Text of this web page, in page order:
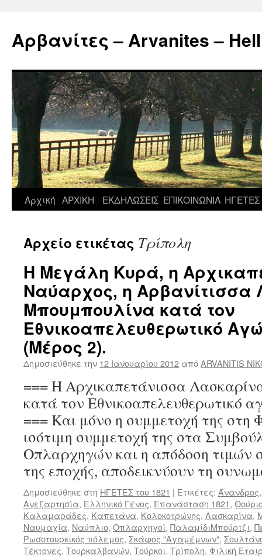
περιεχόμενο
Αρβανίτες – Arvanites –
Αρχική ΑΡΧΙΚΗ ΕΚΔΗΛΩΣΕΙΣ ΕΠΙΚΟΙΝΩΝΙΑ ΗΓΕΤΕΣ
Αρχείο ετικέτας Τρίπολη
Η Μεγάλη Κυρά, η
Ναύαρχος, η Αρβανίτισσα
Μπουμπουλίνα κατά τον
Εθνικοαπελευθερωτικό
(Μέρος 2).
Δημοσιεύθηκε την 12 Ιανουαρίου 2012 απόARVANITIS
=== Η Αρχικαπετάνισσα
κατά τον Εθνικοαπελευθερωτικό
=== Και μόνο η συμμετοχή της στη
ισότιμη συμμετοχή της στα
Οπλαρχηγών και η απόδοση τιμών
της εποχής, αποδεικνύουν τη
Δημοσιεύθηκε στη ΗΓΕΤΕΣ του 1821 | Ετικέτες: Άνανδρος
Ανεξαρτησία, Ελληνικό Γένος, Επανάσταση 1821,
Καλαμαράδες, Καπετάνα, Κολοκοτρώνης, Λασκαρίνα,
Ναυμαχία, Ναύπλιο, Οπλαρχηγοί, ΠαλαμίδιΜπούρτζι,
Ρωσοτουρκικός πόλεμος, Σκάφος "Αγαμέμνων",
Τέκτονες, Τουρκαλβανών, Τούρκοι, Τρίπολη, Φιλική